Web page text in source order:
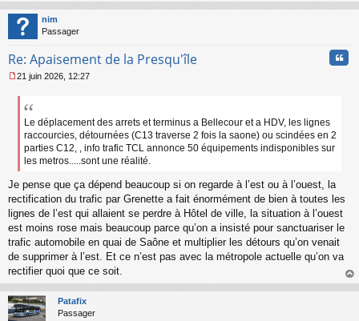
au
nim
Passager
Re: Apaisement de la Presqu'île
e
n
o
l
u
21 juin 2026, 12:27
Le déplacement des arrets et terminus a Bellecour et a HDV, les lignes
raccourcies, détournées (C13 traverse 2 fois la saone) ou scindées en 2
parties C12, , info trafic TCL annonce 50 équipements indisponibles sur
les metros.....sont une réalité.
Je pense que ça dépend beaucoup si on regarde à l’est ou à l’ouest, la
rectification du trafic par Grenette a fait énormément de bien à toutes les
lignes de l’est qui allaient se perdre à Hôtel de ville, la situation à l’ouest
est moins rose mais beaucoup parce qu’on a insisté pour sanctuariser le
trafic automobile en quai de Saône et multiplier les détours qu’on venait
de supprimer à l’est. Et ce n’est pas avec la métropole actuelle qu’on va
rectifier quoi que ce soit.
au
Patafix
Passager